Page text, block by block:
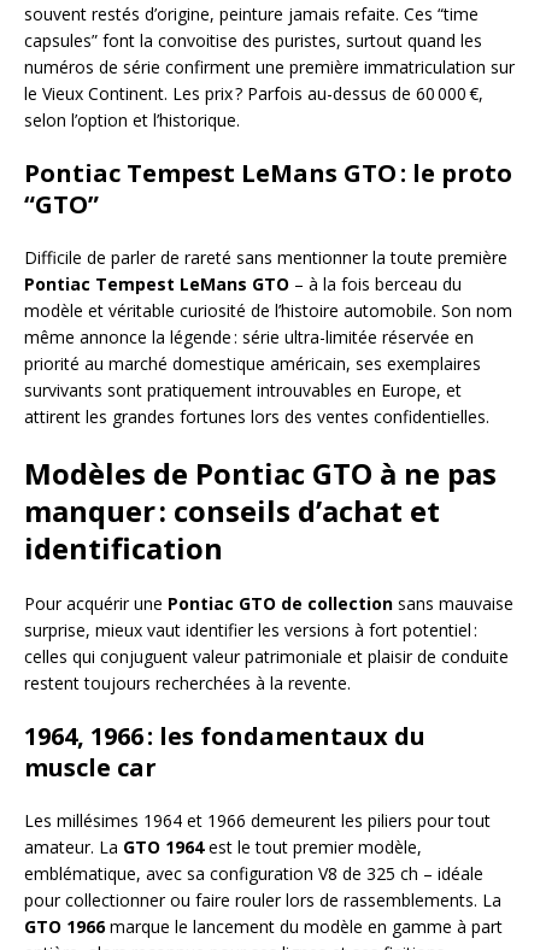
souvent restés d’origine, peinture jamais refaite. Ces “time
capsules” font la convoitise des puristes, surtout quand les
numéros de série confirment une première immatriculation sur
le Vieux Continent. Les prix ? Parfois au-dessus de 60 000 €,
selon l’option et l’historique.
Pontiac Tempest LeMans GTO : le proto
“GTO”
Difficile de parler de rareté sans mentionner la toute première
Pontiac Tempest LeMans GTO – à la fois berceau du
modèle et véritable curiosité de l’histoire automobile. Son nom
même annonce la légende : série ultra-limitée réservée en
priorité au marché domestique américain, ses exemplaires
survivants sont pratiquement introuvables en Europe, et
attirent les grandes fortunes lors des ventes confidentielles.
Modèles de Pontiac GTO à ne pas
manquer : conseils d’achat et
identification
Pour acquérir une Pontiac GTO de collection sans mauvaise
surprise, mieux vaut identifier les versions à fort potentiel :
celles qui conjuguent valeur patrimoniale et plaisir de conduite
restent toujours recherchées à la revente.
1964, 1966 : les fondamentaux du
muscle car
Les millésimes 1964 et 1966 demeurent les piliers pour tout
amateur. La GTO 1964est le tout premier modèle,
emblématique, avec sa configuration V8 de 325 ch – idéale
pour collectionner ou faire rouler lors de rassemblements. La
GTO 1966marque le lancement du modèle en gamme à part